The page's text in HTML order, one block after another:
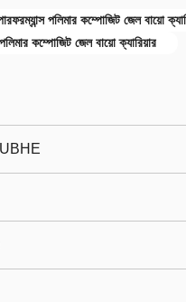
পলিমার কম্পোজিট জেল বায়ো
কম্পোজিট জেল বায়ো ক্যারিয়ার